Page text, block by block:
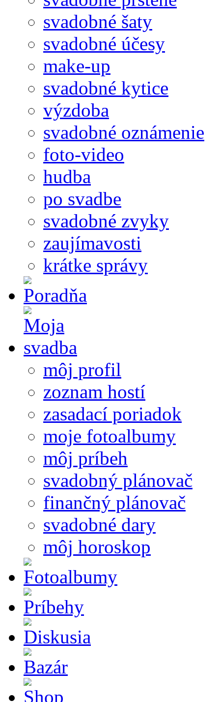
svadobné šaty
svadobné účesy
make-up
svadobné kytice
výzdoba
svadobné oznámenie
foto-video
hudba
po svadbe
svadobné zvyky
zaujímavosti
krátke správy
môj profil
zoznam hostí
zasadací poriadok
moje fotoalbumy
môj príbeh
svadobný plánovač
finančný plánovač
svadobné dary
môj horoskop